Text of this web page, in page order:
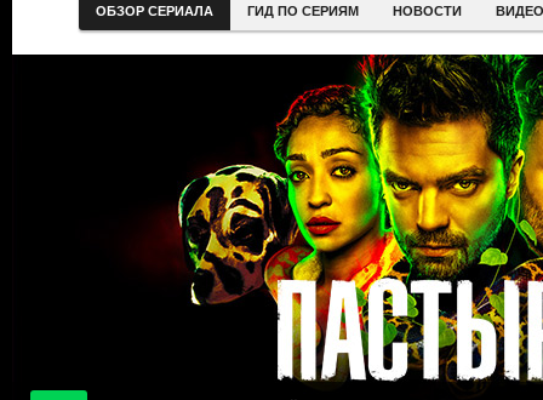
ОБЗОР СЕРИАЛА ГИД ПО СЕРИЯМ НОВОСТИ ВИДЕО